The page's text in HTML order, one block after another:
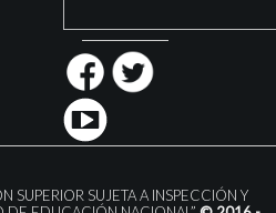
SUPERIOR SUJETA A INSPECCIÓN Y